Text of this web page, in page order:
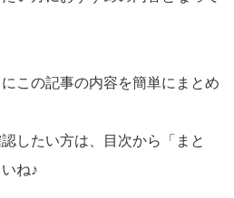
この記事の内容を簡単にまとめ
したい方は、目次から「まと
ね♪